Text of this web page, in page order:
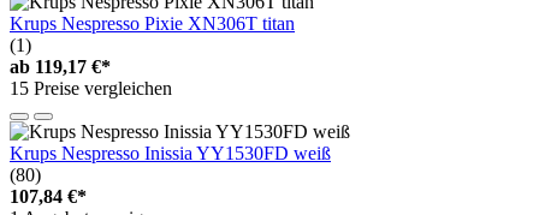
Krups Nespresso Pixie XN306T titan
(1)
ab 119,17 €*
15 Preise vergleichen
Krups Nespresso Inissia YY1530FD weiß
(80)
107,84 €*